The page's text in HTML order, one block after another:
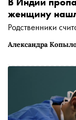
Александра
женщину
Родственники